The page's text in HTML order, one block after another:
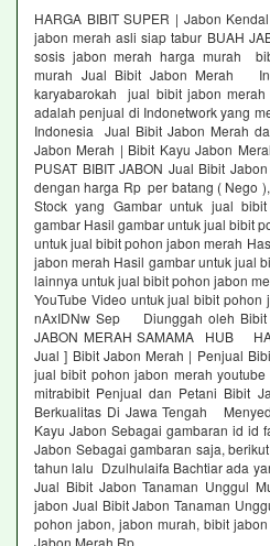
HARGA BIBIT SUPER | Jabon
jabon merah asli siap tabur BUAH
sosis jabon merah harga murah
murah Jual Bibit Jabon Merah
karyabarokah jual bibit jabon
adalah penjual di Indonetwork yang
Indonesia Jual Bibit Jabon Merah
Jabon Merah | Bibit Kayu Jabon
PUSAT BIBIT JABON Jual Bibit
dengan harga Rp per batang ( Nego
Stock yang Gambar untuk jual
gambar Hasil gambar untuk jual bibit
untuk jual bibit pohon jabon merah
jabon merah Hasil gambar untuk jual
lainnya untuk jual bibit pohon jabon
YouTube Video untuk jual bibit pohon
nAxIDNw Sep Diunggah oleh Bibit
JABON MERAH SAMAMA HUB
Jual ] Bibit Jabon Merah | Penjual
jual bibit pohon jabon merah
mitrabibit Penjual dan Petani Bibit
Berkualitas Di Jawa Tengah
Kayu Jabon Sebagai gambaran id id
Jabon Sebagai gambaran saja,
tahun lalu Dzulhulaifa Bachtiar ada
Jual Bibit Jabon Tanaman Unggul
jabon Jual Bibit Jabon Tanaman
pohon jabon, jabon murah, bibit